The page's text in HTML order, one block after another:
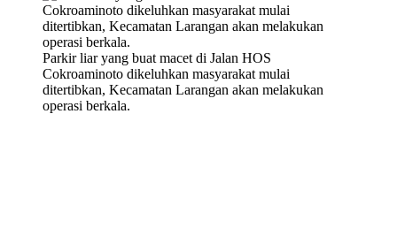
Parkir liar yang buat macet di Jalan HOS
Cokroaminoto dikeluhkan masyarakat mulai
ditertibkan, Kecamatan Larangan akan melakukan
operasi berkala.